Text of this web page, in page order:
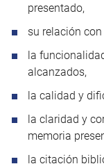
presentado,
su relación
la
alcanzados,
la calidad y
la claridad y
memoria
la citación